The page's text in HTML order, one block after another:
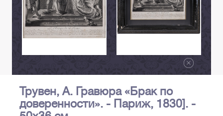
Трувен, А. Гравюра «Брак по
доверенности». - Париж, 1830]. -